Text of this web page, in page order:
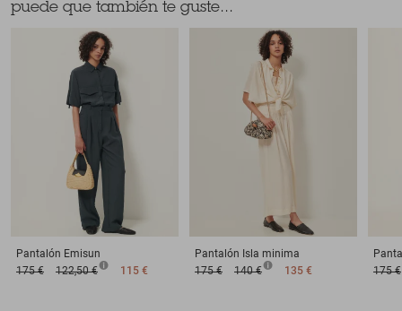
puede que también te guste...
Pantalón Emisun
175 €
122,50 € 115 €
Pantalón Isla minima
175 €
140 € 135 €
175 €